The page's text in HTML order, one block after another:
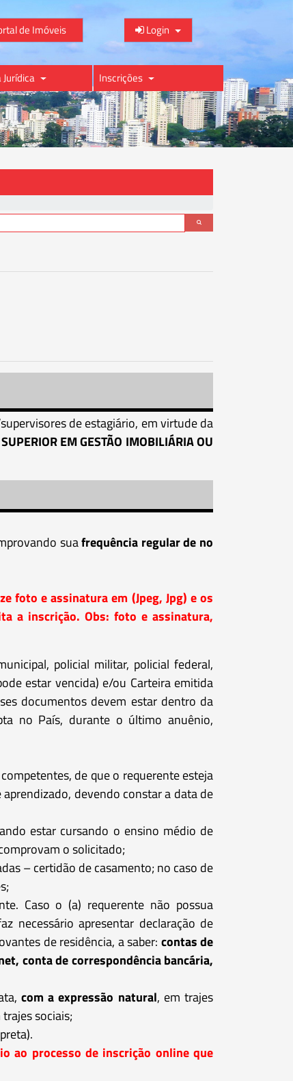
de Imóveis Login
Inscrições
de estagiário, em virtude da
EM GESTÃO IMOBILIÁRIA OU
suafrequência regular de no
foto e assinatura em (Jpeg, Jpg) e os
a inscrição. Obs: foto e assinatura,
policial militar, policial federal,
estar vencida) e/ou Carteira emitida
documentos devem estar dentro da
no País, durante o último anuênio,
de que o requerente esteja
devendo constar a data de
estar cursando o ensino médio de
o solicitado;
– certidão de casamento; no caso de
Caso o (a) requerente não possua
necessário apresentar declaração de
de residência, a saber: contas de
conta de correspondência bancária,
com a expressão natural, em trajes
sociais;
ao processo de inscrição online que